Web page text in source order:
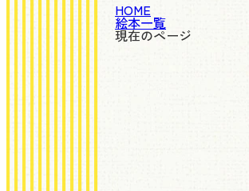
HOME
絵本一覧
現在のページ